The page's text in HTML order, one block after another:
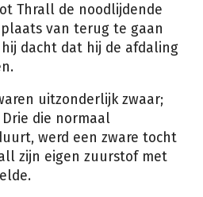
Thrall de noodlijdende
van terug te gaan
dacht dat hij de afdaling
uitzonderlijk zwaar;
die normaal
werd een zware tocht
zijn eigen zuurstof met